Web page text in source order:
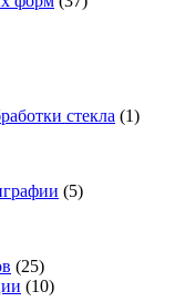
стекла (1)
(5)
(25)
(10)